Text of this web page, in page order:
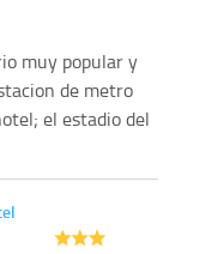
muy popular y
de metro
el estadio del